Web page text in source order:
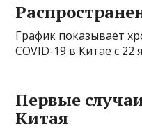
График показывает
COVID-19 в Китае с 22
Первые
Китая